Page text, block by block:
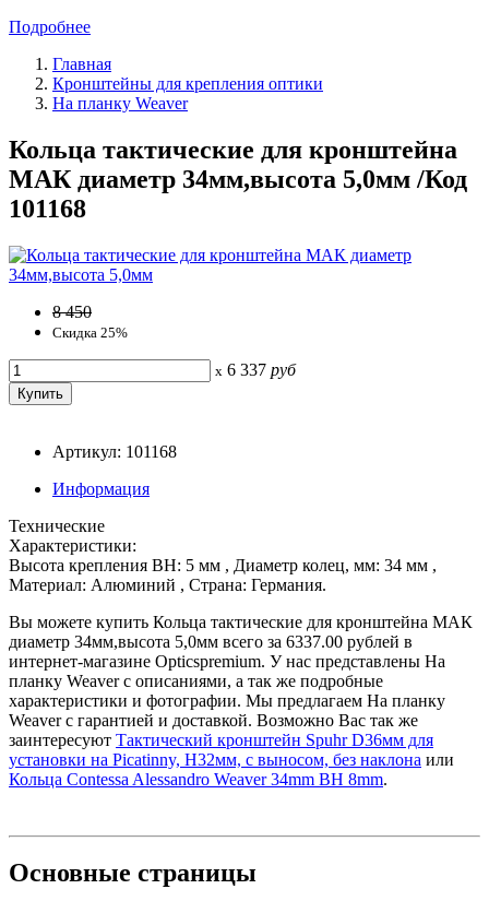
Подробнее
Главная
Кронштейны для крепления оптики
На планку Weaver
Кольца тактические для кронштейна
МАК диаметр 34мм,высота 5,0мм /Код
101168
8 450
Скидка 25%
x 6 337 руб
Артикул: 101168
Информация
Технические
Характеристики:
Высота крепления BH: 5 мм , Диаметр колец, мм: 34 мм ,
Материал: Алюминий , Страна: Германия.
Вы можете купить Кольца тактические для кронштейна МАК
диаметр 34мм,высота 5,0мм всего за 6337.00 рублей в
интернет-магазине Opticspremium. У нас представлены На
планку Weaver с описаниями, а так же подробные
характеристики и фотографии. Мы предлагаем На планку
Weaver с гарантией и доставкой. Возможно Вас так же
заинтересуют Тактический кронштейн Spuhr D36мм для
установки на Picatinny, H32мм, с выносом, без наклона или
Кольца Contessa Alessandro Weaver 34mm BH 8mm.
Основные страницы